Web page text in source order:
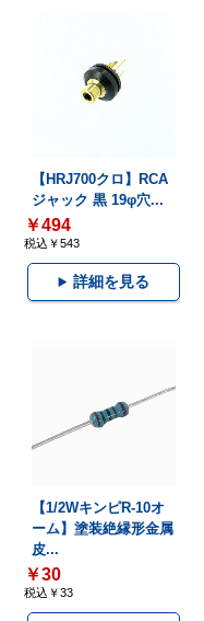
【HRJ700クロ】RCA
ジャック 黒 19φ穴...
￥494
税込￥543
詳細を見る
【1/2WキンピR-10オ
ーム】塗装絶縁形金属
皮...
￥30
税込￥33